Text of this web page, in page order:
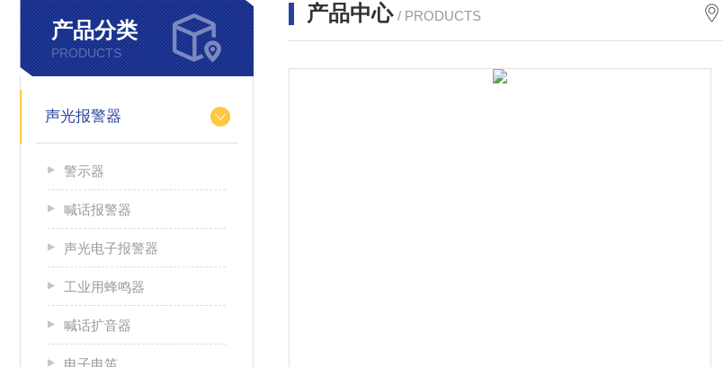
产品分类
PRODUCTS
声光报警器
警示器
喊话报警器
声光电子报警器
工业用蜂鸣器
喊话扩音器
电子电笛
产品中心 / PRODUCTS